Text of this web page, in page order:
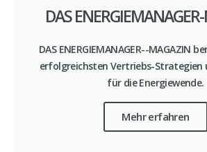
DAS
DAS ENERGIEMANAGER--MAGAZIN
erfolgreichsten Vertriebs-Strategien
für die Energiewende.
Mehr erfahren